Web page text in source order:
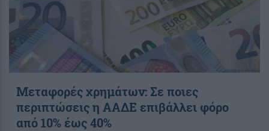
Μεταφορές χρημάτων: Σε ποιες
περιπτώσεις η ΑΑΔΕ επιβάλλει φόρο
από 10% έως 40%